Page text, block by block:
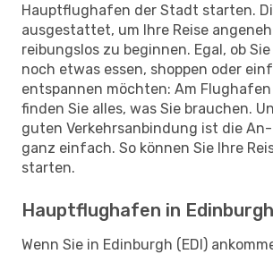
Hauptflughafen der Stadt starten.
ausgestattet, um Ihre Reise
reibungslos zu beginnen. Egal, ob
noch etwas essen, shoppen oder
entspannen möchten: Am Flughafen
finden Sie alles, was Sie brauchen.
guten Verkehrsanbindung ist die
ganz einfach. So können Sie Ihre
starten.
Hauptflughafen in Edinburgh
Wenn Sie in Edinburgh (EDI)